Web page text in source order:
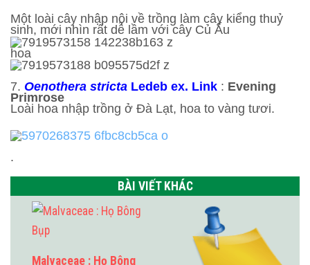
Một loài cây nhập nội về trồng làm cây kiểng thuỷ
sinh, mới nhìn rất dễ lầm với cây Củ Ấu
hoa
7. Oenothera stricta Ledeb ex. Link : Evening
Primrose
Loài hoa nhập trồng ở Đà Lạt, hoa to vàng tươi.
.
BÀI VIẾT KHÁC
Malvaceae : Họ Bông